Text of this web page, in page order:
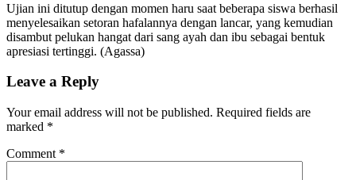
​Ujian ini ditutup dengan momen haru saat beberapa siswa berhasil
menyelesaikan setoran hafalannya dengan lancar, yang kemudian
disambut pelukan hangat dari sang ayah dan ibu sebagai bentuk
apresiasi tertinggi. (Agassa)
Leave a Reply
Your email address will not be published. Required fields are
marked *
Comment *